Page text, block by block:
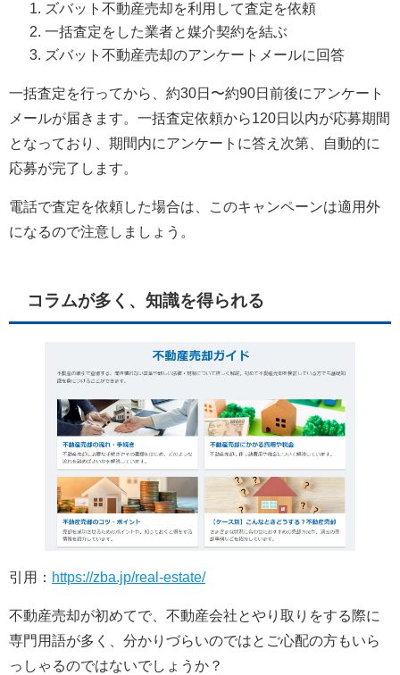
ズバット不動産売却を利用して査定を依頼
一括査定をした業者と媒介契約を結ぶ
ズバット不動産売却のアンケートメールに回答
一括査定を行ってから、約30日〜約90日前後にアンケート
メールが届きます。一括査定依頼から120日以内が応募期間
となっており、期間内にアンケートに答え次第、自動的に
応募が完了します。
電話で査定を依頼した場合は、このキャンペーンは適用外
になるので注意しましょう。
コラムが多く、知識を得られる
引用： https://zba.jp/real-estate/
不動産売却が初めてで、不動産会社とやり取りをする際に
専門用語が多く、分かりづらいのではとご心配の方もいら
っしゃるのではないでしょうか？